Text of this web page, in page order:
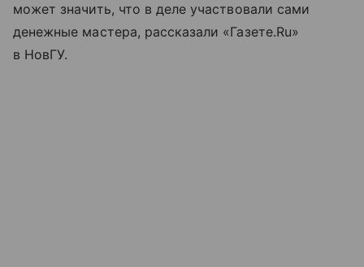
может значить, что в деле участвовали сами
денежные мастера, рассказали «Газете.Ru»
в НовГУ.